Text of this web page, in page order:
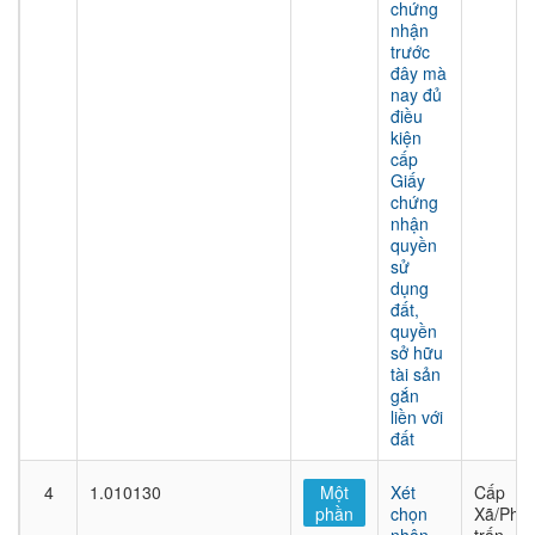
chứng
nhận
trước
đây mà
nay đủ
điều
kiện
cấp
Giấy
chứng
nhận
quyền
sử
dụng
đất,
quyền
sở hữu
tài sản
gắn
liền với
đất
4 1.010130
Một
phần
Xét
chọn
Cấp
Xã/